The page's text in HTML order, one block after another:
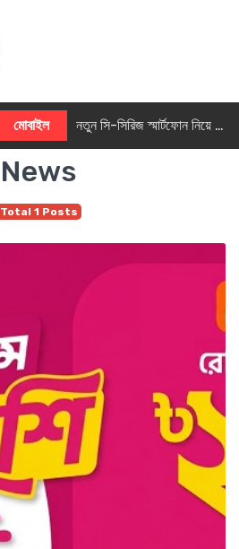
মোবাইল নতুন সি-সিরিজ স্মার্টফোন নিয়ে আসছে রিয়েলমি
News
Total 1 Posts